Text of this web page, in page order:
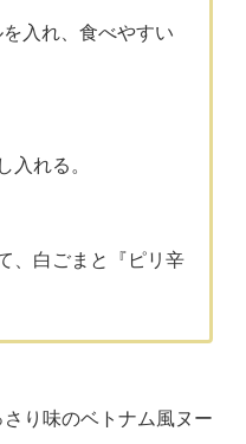
入れ、食べやすい
入れる。
、白ごまと『ピリ辛
り味のベトナム風ヌー